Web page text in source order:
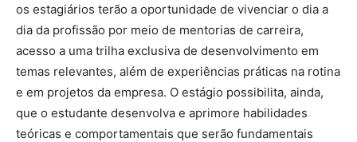
os estagiários terão a oportunidade de vivenciar o dia a
dia da profissão por meio de mentorias de carreira,
acesso a uma trilha exclusiva de desenvolvimento em
temas relevantes, além de experiências práticas na rotina
e em projetos da empresa. O estágio possibilita, ainda,
que o estudante desenvolva e aprimore habilidades
teóricas e comportamentais que serão fundamentais